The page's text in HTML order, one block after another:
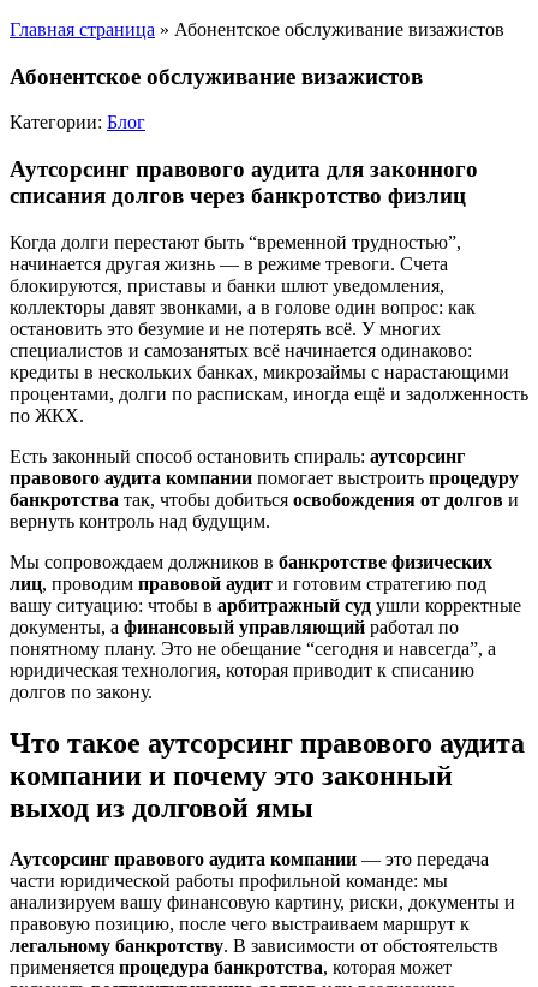
Главная страница » Абонентское обслуживание визажистов
Абонентское обслуживание визажистов
Категории: Блог
Аутсорсинг правового аудита для законного
списания долгов через банкротство физлиц
Когда долги перестают быть “временной трудностью”,
начинается другая жизнь — в режиме тревоги. Счета
блокируются, приставы и банки шлют уведомления,
коллекторы давят звонками, а в голове один вопрос: как
остановить это безумие и не потерять всё. У многих
специалистов и самозанятых всё начинается одинаково:
кредиты в нескольких банках, микрозаймы с нарастающими
процентами, долги по распискам, иногда ещё и задолженность
по ЖКХ.
Есть законный способ остановить спираль: аутсорсинг
правового аудита компании помогает выстроить процедуру
банкротства так, чтобы добиться освобождения от долгов и
вернуть контроль над будущим.
Мы сопровождаем должников в банкротстве физических
лиц, проводим правовой аудит и готовим стратегию под
вашу ситуацию: чтобы в арбитражный суд ушли корректные
документы, а финансовый управляющий работал по
понятному плану. Это не обещание “сегодня и навсегда”, а
юридическая технология, которая приводит к списанию
долгов по закону.
Что такое аутсорсинг правового аудита
компании и почему это законный
выход из долговой ямы
Аутсорсинг правового аудита компании — это передача
части юридической работы профильной команде: мы
анализируем вашу финансовую картину, риски, документы и
правовую позицию, после чего выстраиваем маршрут к
легальному банкротству. В зависимости от обстоятельств
применяется процедура банкротства, которая может